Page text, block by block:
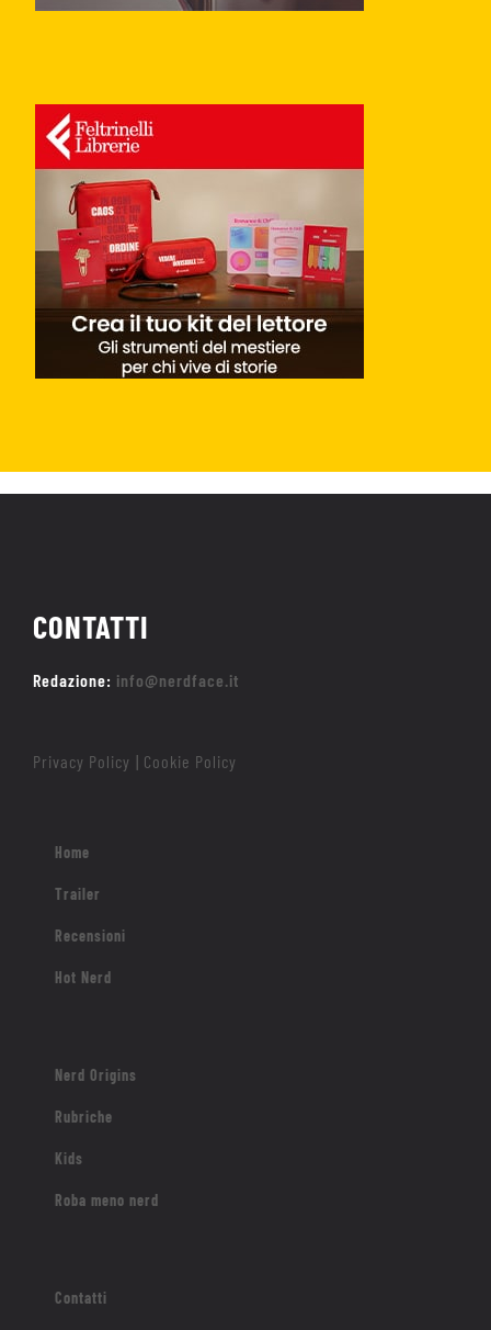
CONTATTI
Redazione: info@nerdface.it
Privacy Policy Cookie Policy
Home
Trailer
Recensioni
Hot Nerd
Nerd Origins
Rubriche
Kids
Roba meno nerd
Contatti